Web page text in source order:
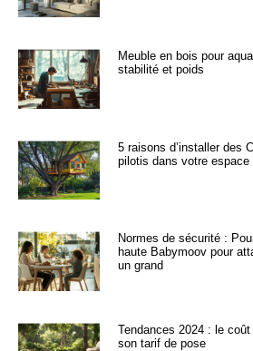
Meuble en bois pour
stabilité et poids
5 raisons d’installer des
pilotis dans votre espace
Normes de sécurité :
haute Babymoov pour
un grand
Tendances 2024 : le
son tarif de pose